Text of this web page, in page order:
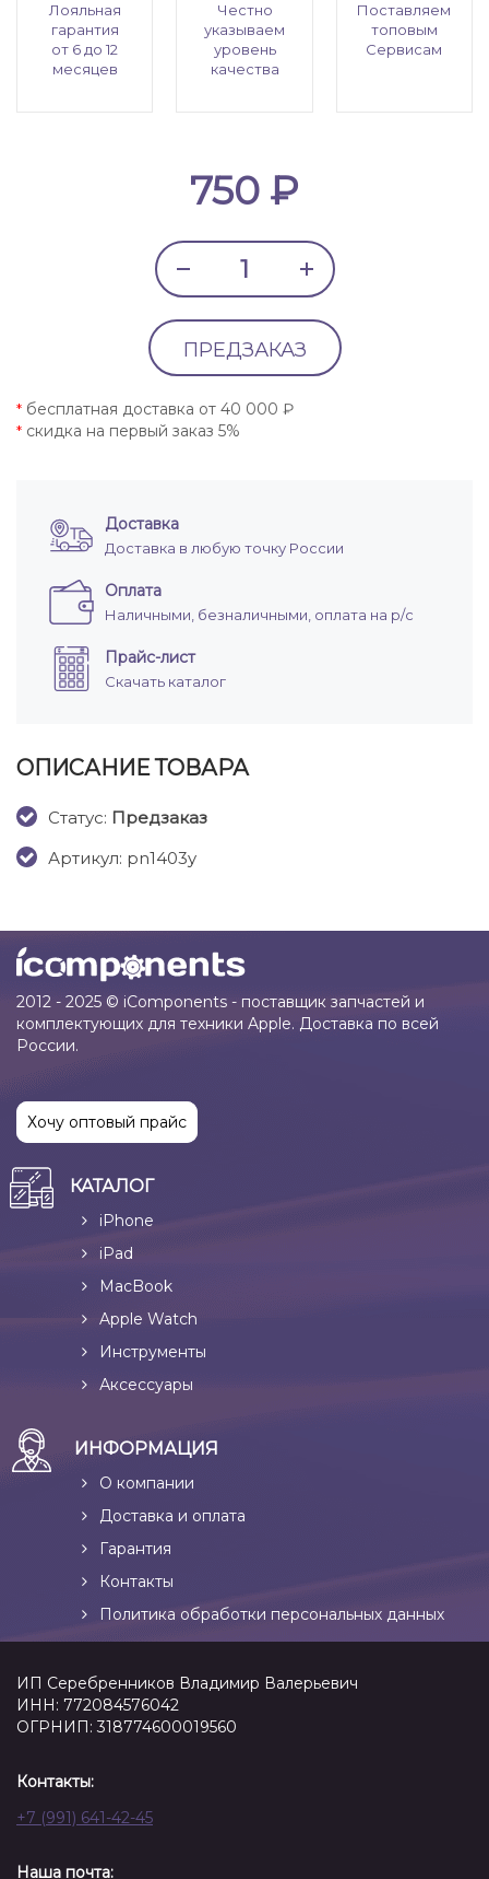
Лояльная
гарантия
от 6 до 12
месяцев
Честно
указываем
уровень
качества
Поставляем
топовым
Сервисам
750 ₽
ПРЕДЗАКАЗ
* бесплатная доставка от 40 000 ₽
* скидка на первый заказ 5%
Доставка
Доставка в любую точку России
Оплата
Наличными, безналичными, оплата на р/с
Прайс-лист
Скачать каталог
ОПИСАНИЕ ТОВАРА
Cтатус: Предзаказ
Артикул: pn1403y
2012 - 2025 © iComponents - поставщик запчастей и
комплектующих для техники Apple. Доставка по всей
России.
Хочу оптовый прайс
КАТАЛОГ
iPhone
iPad
MacBook
Apple Watch
Инструменты
Аксессуары
ИНФОРМАЦИЯ
О компании
Доставка и оплата
Гарантия
Контакты
Политика обработки персональных данных
ИП Серебренников Владимир Валерьевич
ИНН: 772084576042
ОГРНИП: 318774600019560
Контакты:
+7 (991) 641-42-45
Наша почта: